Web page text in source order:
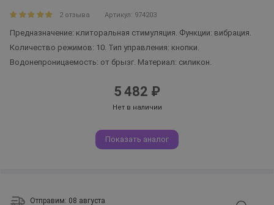
2 отзыва Артикул: 974203
Предназначение: клиторальная стимуляция. Функции: вибрация.
Количество режимов: 10. Тип управления: кнопки.
Водонепроницаемость: от брызг. Материал: силикон.
5 482 ₽
Нет в наличии
Показать аналог
Отправим: 08 августа